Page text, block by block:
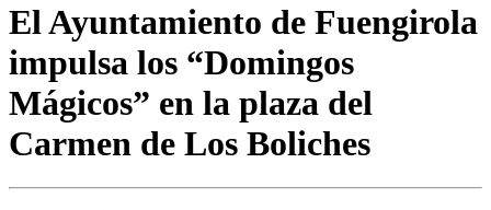
El Ayuntamiento de Fuengirola
impulsa los “Domingos
Mágicos” en la plaza del
Carmen de Los Boliches